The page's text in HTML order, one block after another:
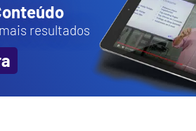
resultados